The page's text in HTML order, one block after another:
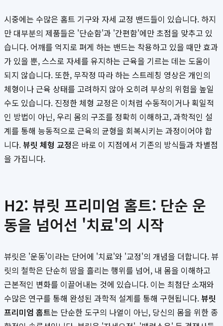
시중에는 수많은 홈트 기구와 자세 교정 밴드들이 있습니다. 하지
만 대부분의 제품들은 '단순함'과 '간편함'에만 초점을 맞추고 있
습니다. 어깨를 억지로 펴게 하는 밴드는 착용하고 있을 때만 효과
가 있을 뿐, 스스로 자세를 유지하는 근육을 기르는 데는 도움이
되지 않습니다. 또한, 무작정 따라 하는 스트레칭 영상은 개인의
체형이나 근육 상태를 고려하지 않아 오히려 부상의 위험을 높일
수도 있습니다. 진정한 체형 교정은 이처럼 수동적이거나 획일적
인 방법이 아닌, 우리 몸의 구조를 정확히 이해하고, 과학적인 설
계를 통해 능동적으로 근육의 균형을 회복시키는 과정이어야 합
니다.뷰릿 체형 교정은 바로 이 지점에서 기존의 방식들과 차별점
을 가집니다.
H2: 뷰릿 프리미엄 홈트: 단순 운
동을 넘어선 '치료'의 시작
뷰릿은 '운동'이라는 단어에 '치료'와 '교정'의 개념을 더합니다. 뷰
릿의 철학은 단순히 땀을 흘리는 행위를 넘어, 내 몸을 이해하고
근본적인 변화를 이끌어내는 것에 있습니다. 이는 최첨단 소재와
수많은 연구를 통해 완성된 과학적 설계를 통해 구현됩니다.뷰릿
프리미엄 홈트는 단순한 도구의 나열이 아닌, 당신의 몸을 위한 종